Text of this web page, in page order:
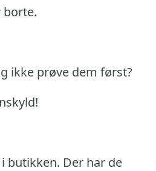
borte.
ikke prøve dem først?
butikken. Der har de